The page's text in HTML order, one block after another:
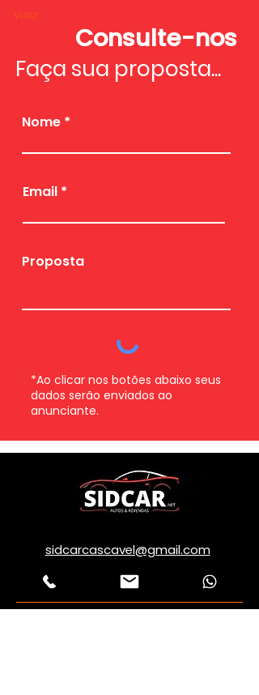
Valor
Consulte-nos
Faça sua proposta...
Nome
Email
Proposta
*Ao clicar nos botões abaixo seus
dados serão enviados ao
anunciante.
Enviar
sidcarcascavel@gmail.com
Sidcar